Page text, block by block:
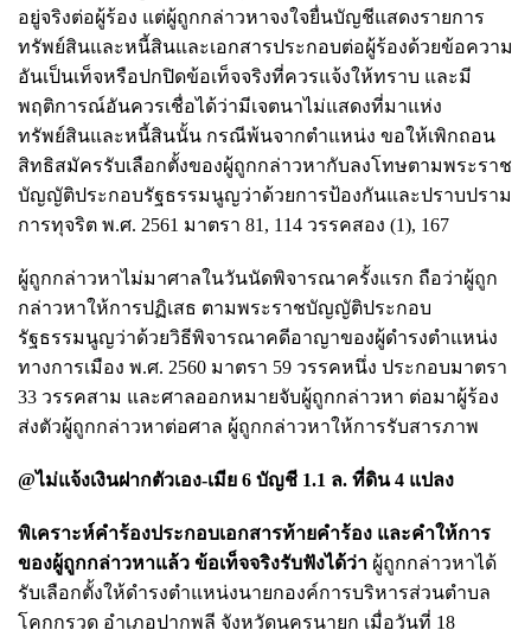
อยู่จริงต่อผู้ร้อง แต่ผู้ถูกกล่าวหาจงใจยื่นบัญชีแสดงรายการ
ทรัพย์สินและหนี้สินและเอกสารประกอบต่อผู้ร้องด้วยข้อความ
อันเป็นเท็จหรือปกปิดข้อเท็จจริงที่ควรแจ้งให้ทราบ และมี
พฤติการณ์อันควรเชื่อได้ว่ามีเจตนาไม่แสดงที่มาแห่ง
ทรัพย์สินและหนี้สินนั้น กรณีพ้นจากตำแหน่ง ขอให้เพิกถอน
สิทธิสมัครรับเลือกตั้งของผู้ถูกกล่าวหากับลงโทษตามพระราช
บัญญัติประกอบรัฐธรรมนูญว่าด้วยการป้องกันและปราบปราม
การทุจริต พ.ศ. 2561 มาตรา 81, 114 วรรคสอง (1), 167
ผู้ถูกกล่าวหาไม่มาศาลในวันนัดพิจารณาครั้งแรก ถือว่าผู้ถูก
กล่าวหาให้การปฏิเสธ ตามพระราชบัญญัติประกอบ
รัฐธรรมนูญว่าด้วยวิธีพิจารณาคดีอาญาของผู้ดำรงตำแหน่ง
ทางการเมือง พ.ศ. 2560 มาตรา 59 วรรคหนึ่ง ประกอบมาตรา
33 วรรคสาม และศาลออกหมายจับผู้ถูกกล่าวหา ต่อมาผู้ร้อง
ส่งตัวผู้ถูกกล่าวหาต่อศาล ผู้ถูกกล่าวหาให้การรับสารภาพ
@ไม่แจ้งเงินฝากตัวเอง-เมีย 6 บัญชี 1.1 ล. ที่ดิน 4 แปลง
พิเคราะห์คำร้องประกอบเอกสารท้ายคำร้อง และคำให้การ
ของผู้ถูกกล่าวหาแล้ว ข้อเท็จจริงรับฟังได้ว่า ผู้ถูกกล่าวหาได้
รับเลือกตั้งให้ดำรงตำแหน่งนายกองค์การบริหารส่วนตำบล
โคกกรวด อำเภอปากพลี จังหวัดนครนายก เมื่อวันที่ 18